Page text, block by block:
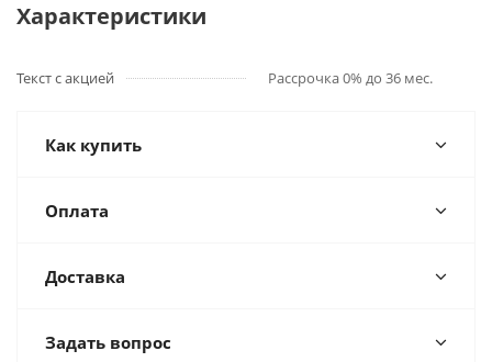
Характеристики
Текст с акцией Рассрочка 0% до 36 мес.
Как купить
Оплата
Доставка
Задать вопрос